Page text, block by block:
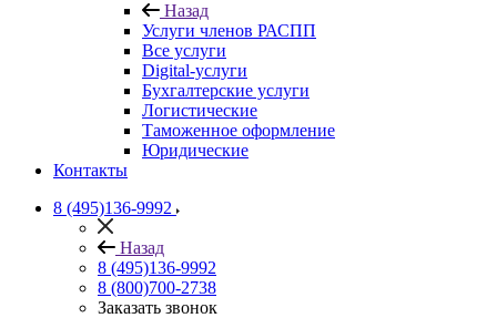
Назад
Услуги членов РАСПП
Все услуги
Digital-услуги
Бухгалтерские услуги
Логистические
Таможенное оформление
Юридические
Контакты
8 (495)136-9992
Назад
8 (495)136-9992
8 (800)700-2738
Заказать звонок